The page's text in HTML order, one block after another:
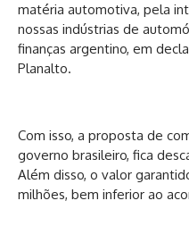
matéria automotiva, pela
nossas indústrias de
finanças argentino, em
Planalto.
Com isso, a proposta de
governo brasileiro, fica
Além disso, o valor
milhões, bem inferior ao